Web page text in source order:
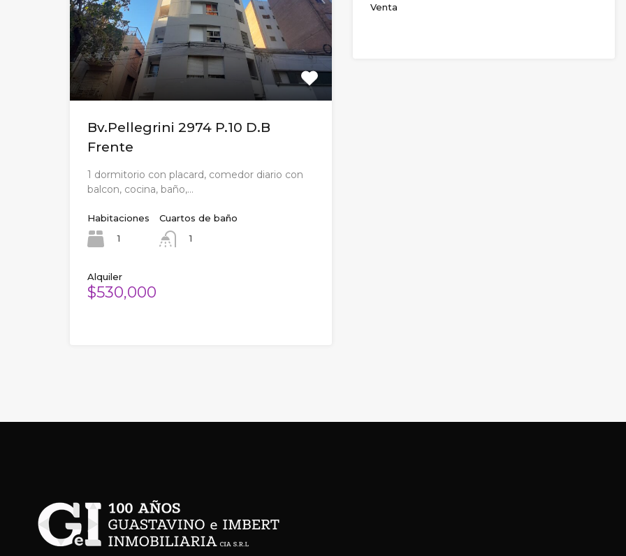
Bv.Pellegrini 2974 P.10 D.B
Frente
1 dormitorio con placard, comedor diario con
balcon, cocina, baño,…
Habitaciones
1
Cuartos de baño
1
Alquiler
$530,000
Venta